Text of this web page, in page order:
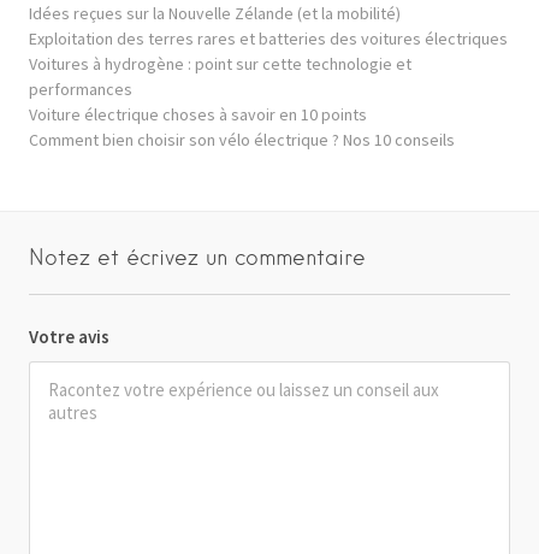
Idées reçues sur la Nouvelle Zélande (et la mobilité)
Exploitation des terres rares et batteries des voitures électriques
Voitures à hydrogène : point sur cette technologie et
performances
Voiture électrique choses à savoir en 10 points
Comment bien choisir son vélo électrique ? Nos 10 conseils
Notez et écrivez un commentaire
Votre avis